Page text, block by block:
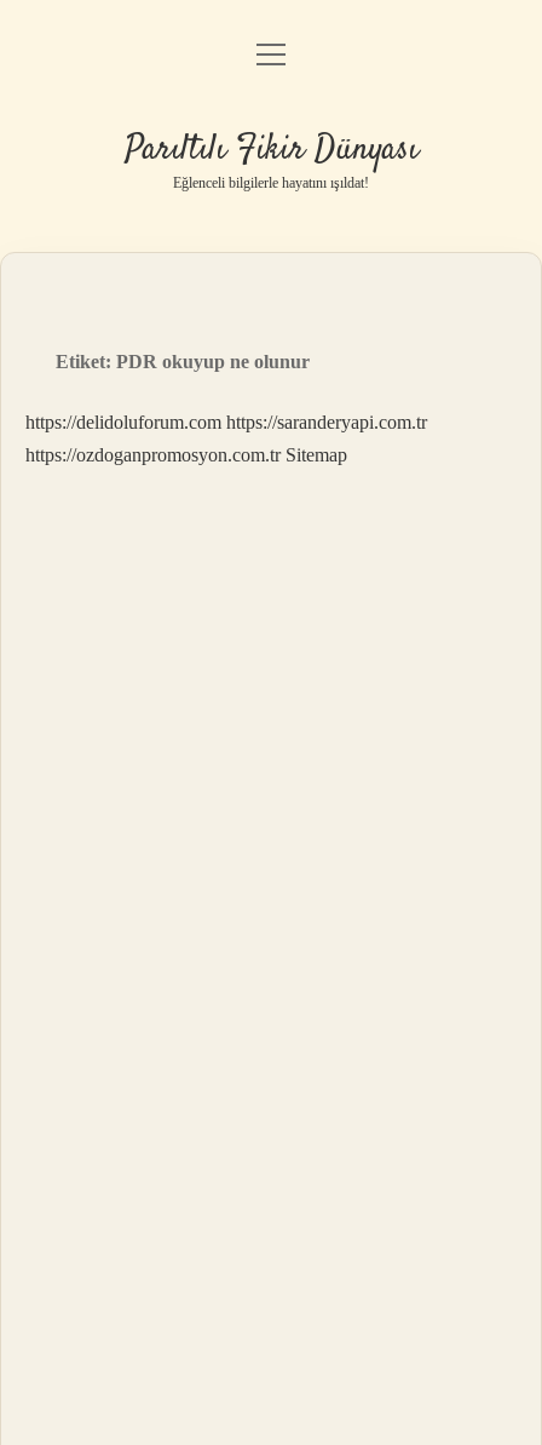
Anasayfa
Yasal Uyarı
menüyü
Parıltılı Fikir Dünyası
Eğlenceli bilgilerle hayatını ışıldat!
Etiket:PDR okuyup ne olunur
https://delidoluforum.com https://saranderyapi.com.tr
https://ozdoganpromosyon.com.tr Sitemap